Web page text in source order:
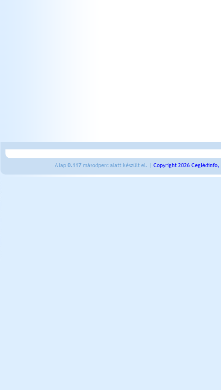
A lap 0.117 másodperc alatt készült el. | Copyright 2026